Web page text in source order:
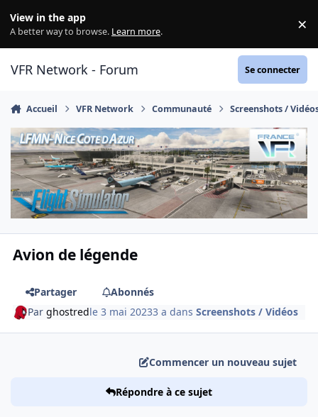
View in the app
A better way to browse. Learn more. ×
VFR Network - Forum Se connecter
Accueil VFR Network Communauté Screenshots /
Avion de légende
Partager
Abonnés
Parghostredle 3 mai 20233 a dansScreenshots / Vidéos
Commencer un nouveau sujet
Répondre à ce sujet